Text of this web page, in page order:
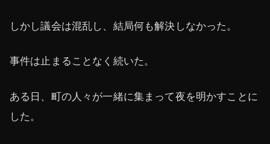
しかし議会は混乱し、結局何も解決しなかった。
事件は止まることなく続いた。
ある日、町の人々が一緒に集まって夜を明かすことに
した。